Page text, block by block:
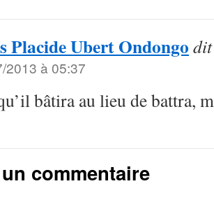
Placide Ubert Ondongo
2013 à 05:37
bâtira au lieu de battra,
commentaire